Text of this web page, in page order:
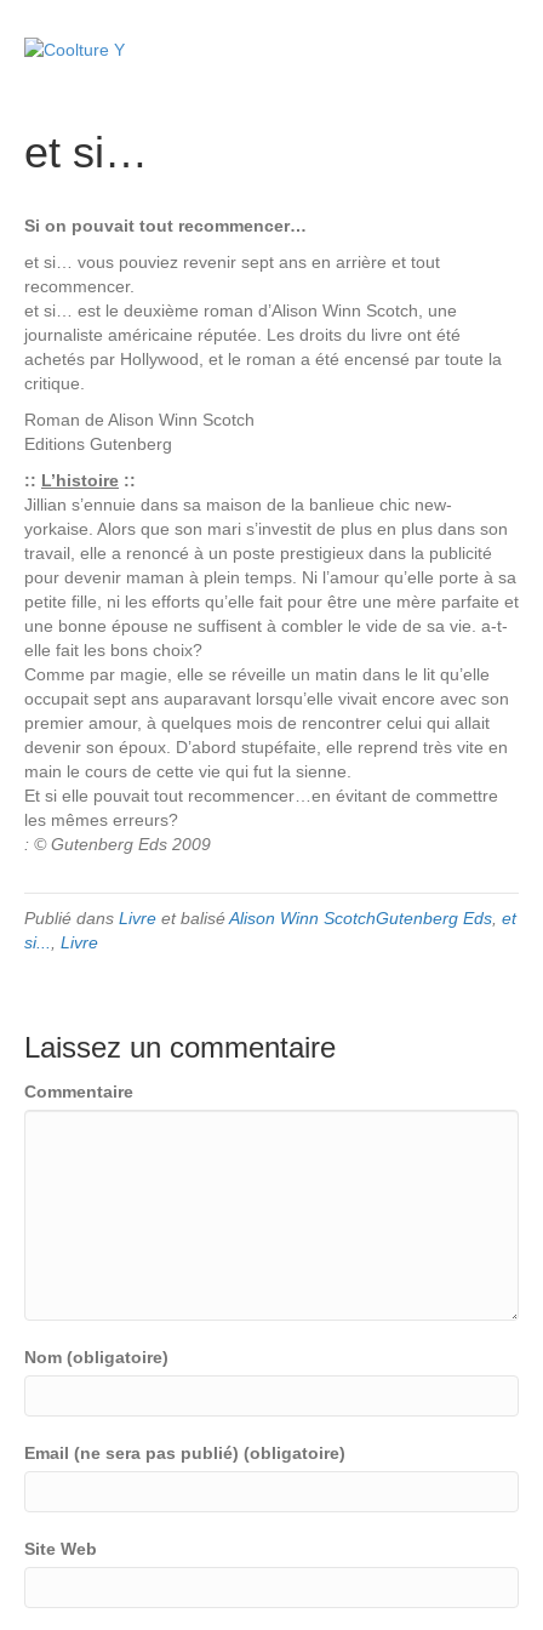
et si…
Si on pouvait tout recommencer…
et si… vous pouviez revenir sept ans en arrière et tout
recommencer.
et si… est le deuxième roman d’Alison Winn Scotch, une
journaliste américaine réputée. Les droits du livre ont été
achetés par Hollywood, et le roman a été encensé par toute la
critique.
Roman de Alison Winn Scotch
Editions Gutenberg
:: L’histoire ::
Jillian s’ennuie dans sa maison de la banlieue chic new-
yorkaise. Alors que son mari s’investit de plus en plus dans son
travail, elle a renoncé à un poste prestigieux dans la publicité
pour devenir maman à plein temps. Ni l’amour qu’elle porte à sa
petite fille, ni les efforts qu’elle fait pour être une mère parfaite et
une bonne épouse ne suffisent à combler le vide de sa vie. a-t-
elle fait les bons choix?
Comme par magie, elle se réveille un matin dans le lit qu’elle
occupait sept ans auparavant lorsqu’elle vivait encore avec son
premier amour, à quelques mois de rencontrer celui qui allait
devenir son époux. D’abord stupéfaite, elle reprend très vite en
main le cours de cette vie qui fut la sienne.
Et si elle pouvait tout recommencer…en évitant de commettre
les mêmes erreurs?
: © Gutenberg Eds 2009
Publié dans Livre et baliséAlison Winn ScotchGutenberg Eds, et
si..., Livre
Laissez un commentaire
Commentaire
Nom (obligatoire)
Email (ne sera pas publié) (obligatoire)
Site Web